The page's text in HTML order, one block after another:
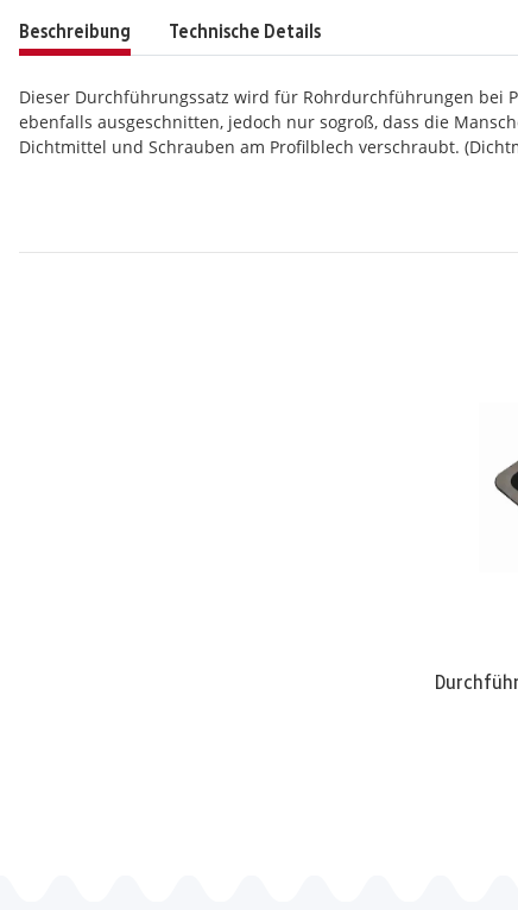
Beschreibung Technische Details
Dieser Durchführungssatz wird für Rohrdurchführungen bei
ebenfalls ausgeschnitten, jedoch nur sogroß, dass die
Dichtmittel und Schrauben am Profilblech verschraubt.